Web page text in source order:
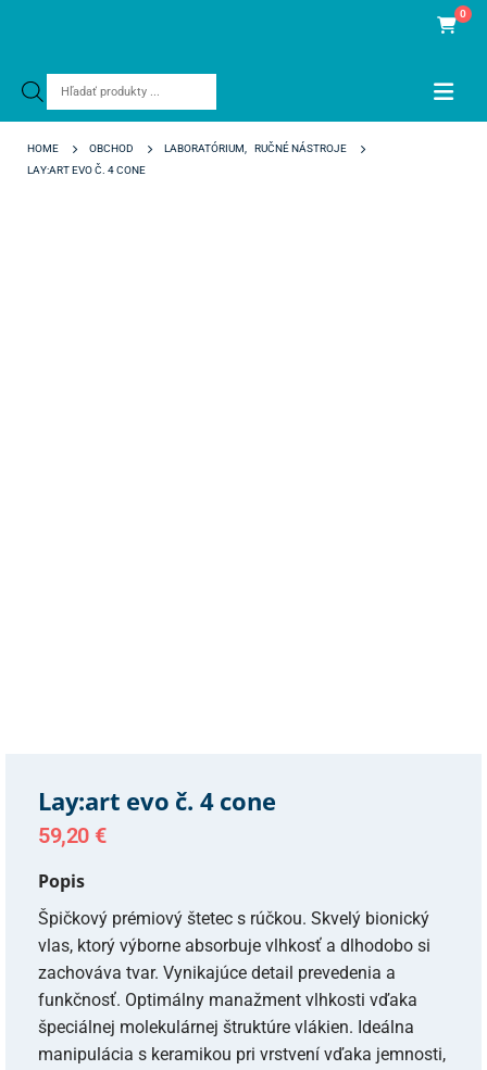
Products
0
HOME OBCHOD LABORATÓRIUM
RUČNÉ NÁSTROJE
LAY:ART EVO Č. 4 CONE
Lay:art evo č. 4 cone
59,20 €
Popis
Špičkový prémiový štetec s rúčkou. Skvelý bionický
vlas, ktorý výborne absorbuje vlhkosť a dlhodobo si
zachováva tvar. Vynikajúce detail prevedenia a
funkčnosť. Optimálny manažment vlhkosti vďaka
špeciálnej molekulárnej štruktúre vlákien. Ideálna
manipulácia s keramikou pri vrstvení vďaka jemnosti,